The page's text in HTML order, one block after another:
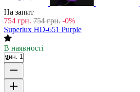
На запит
754 грн. 754 грн. -0%
Superlux HD-651 Purple
В наявності
мин. 1